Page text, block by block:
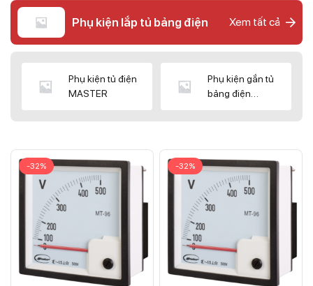
Phụ kiện lắp tủ bảng điện Xem tất cả
Phụ kiện tủ điện
MASTER
Phụ kiện gắn tủ
bảng điện
-32% -32%